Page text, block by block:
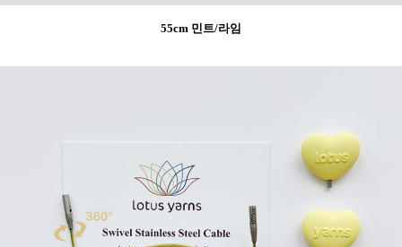
55cm 민트/라임